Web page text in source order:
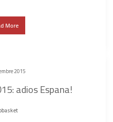
More
2015
adios Espana!